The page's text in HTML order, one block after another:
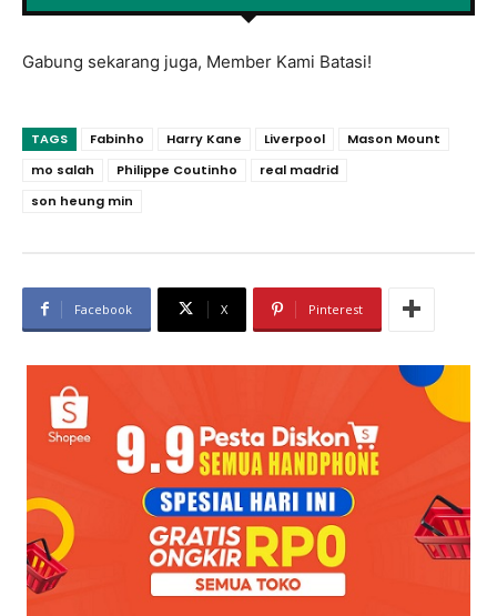
Gabung sekarang juga, Member Kami Batasi!
TAGS Fabinho Harry Kane Liverpool
Mason Mount
mo salah
Philippe Coutinho
real madrid
son heung min
Facebook X Pinterest